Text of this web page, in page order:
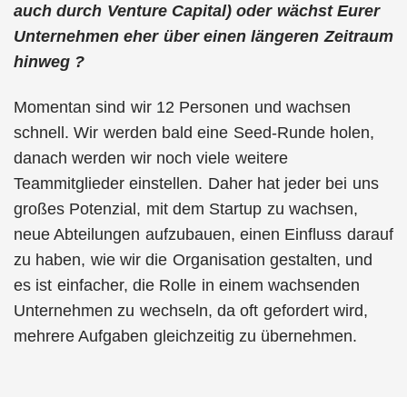
auch durch Venture Capital) oder wächst Eurer
Unternehmen eher über einen längeren Zeitraum
hinweg ?
Momentan sind wir 12 Personen und wachsen
schnell. Wir werden bald eine Seed-Runde holen,
danach werden wir noch viele weitere
Teammitglieder einstellen. Daher hat jeder bei uns
großes Potenzial, mit dem Startup zu wachsen,
neue Abteilungen aufzubauen, einen Einfluss darauf
zu haben, wie wir die Organisation gestalten, und
es ist einfacher, die Rolle in einem wachsenden
Unternehmen zu wechseln, da oft gefordert wird,
mehrere Aufgaben gleichzeitig zu übernehmen.